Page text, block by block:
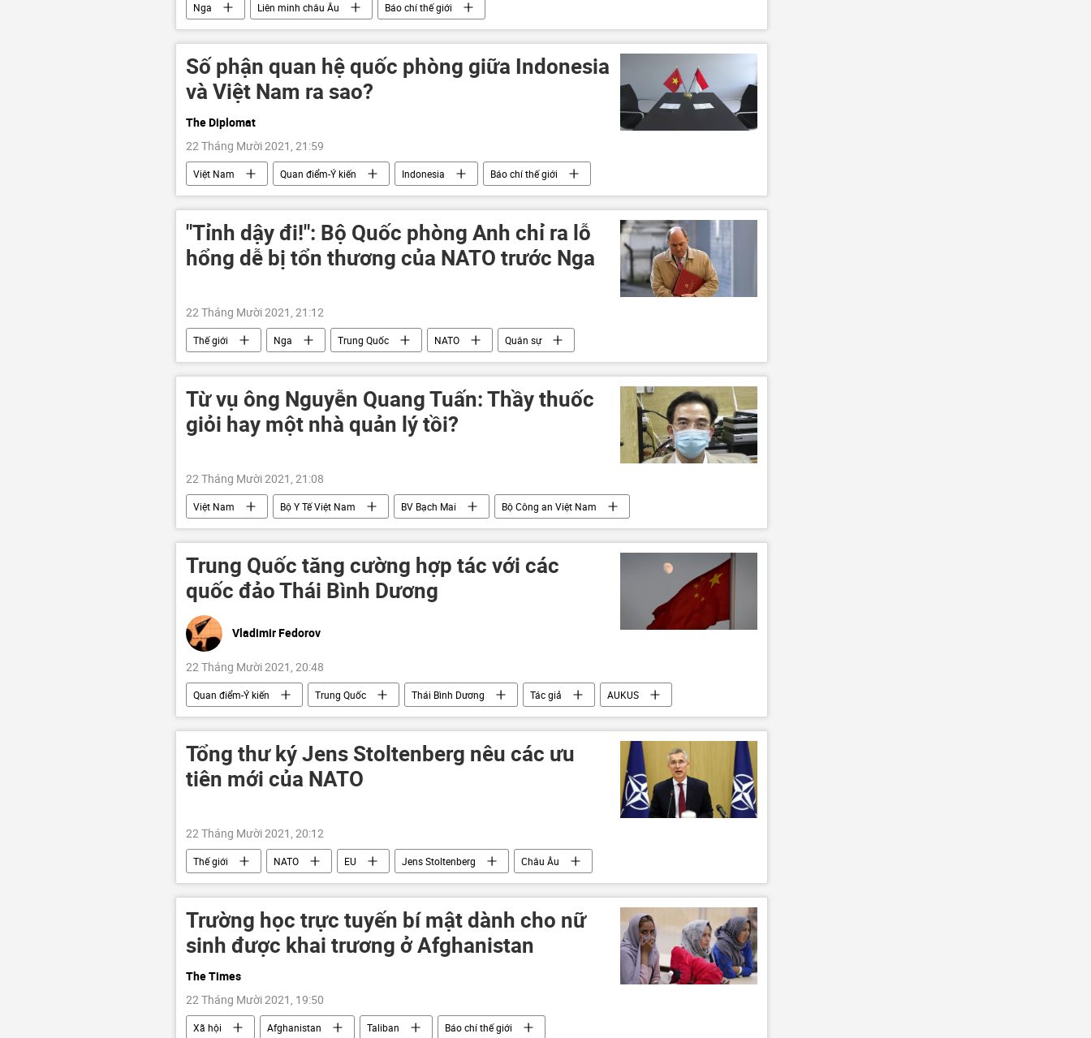
Nga Liên minh châu Âu Báo chí thế giới
Số phận quan hệ quốc phòng giữa Indonesia
và Việt Nam ra sao?
The Diplomat
22 Tháng Mười 2021, 21:59
Việt Nam Quan điểm-Ý kiến Indonesia
Báo chí thế giới
hợp tác quốc phòng
"Tỉnh dậy đi!": Bộ Quốc phòng Anh chỉ ra lỗ
hổng dễ bị tổn thương của NATO trước Nga
22 Tháng Mười 2021, 21:12
Thế giới Nga Trung Quốc NATO Quân sự
Từ vụ ông Nguyễn Quang Tuấn: Thầy thuốc
giỏi hay một nhà quản lý tồi?
22 Tháng Mười 2021, 21:08
Việt Nam Bộ Y Tế Việt Nam BV Bạch Mai Bộ Công an Việt Nam
Trung Quốc tăng cường hợp tác với các
quốc đảo Thái Bình Dương
Vladimir Fedorov
22 Tháng Mười 2021, 20:48
Quan điểm-Ý kiến Trung Quốc Thái Bình Dương Tác giả AUKUS
Tổng thư ký Jens Stoltenberg nêu các ưu
tiên mới của NATO
22 Tháng Mười 2021, 20:12
Thế giới NATO EU Jens Stoltenberg Châu Âu
Trường học trực tuyến bí mật dành cho nữ
sinh được khai trương ở Afghanistan
The Times
22 Tháng Mười 2021, 19:50
Xã hội Afghanistan Taliban Báo chí thế giới